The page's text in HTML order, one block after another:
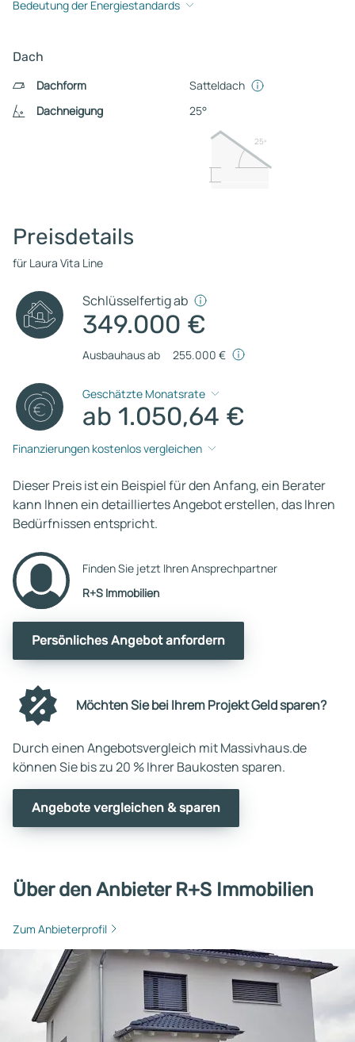
Bedeutung der Energiestandards
Dach
Dachform
Satteldach
Dachneigung
25°
25º
Preisdetails
für Laura Vita Line
Schlüsselfertig ab
349.000 €
Ausbauhaus ab 255.000 €
Geschätzte Monatsrate
ab 1.050,64 €
Finanzierungen kostenlos vergleichen
Dieser Preis ist ein Beispiel für den Anfang, ein Berater
kann Ihnen ein detailliertes Angebot erstellen, das Ihren
Bedürfnissen entspricht.
Finden Sie jetzt Ihren Ansprechpartner
R+S Immobilien
Persönliches Angebot anfordern
Möchten Sie bei Ihrem Projekt Geld sparen?
Durch einen Angebotsvergleich mit Massivhaus.de
können Sie bis zu 20 % Ihrer Baukosten sparen.
Angebote vergleichen & sparen
Über den Anbieter R+S Immobilien
Zum Anbieterprofil